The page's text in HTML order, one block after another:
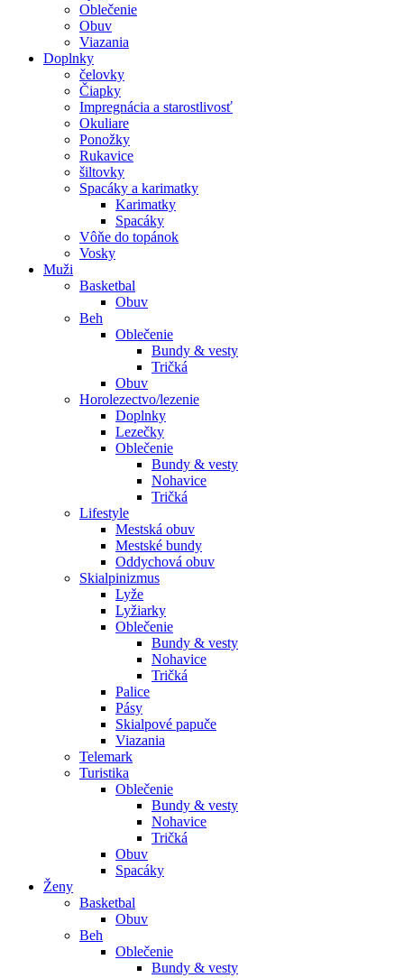
Oblečenie
Obuv
Viazania
Doplnky
čelovky
Čiapky
Impregnácia a starostlivosť
Okuliare
Ponožky
Rukavice
šiltovky
Spacáky a karimatky
Karimatky
Spacáky
Vôňe do topánok
Vosky
Muži
Basketbal
Obuv
Beh
Oblečenie
Bundy & vesty
Tričká
Obuv
Horolezectvo/lezenie
Doplnky
Lezečky
Oblečenie
Bundy & vesty
Nohavice
Tričká
Lifestyle
Mestská obuv
Mestské bundy
Oddychová obuv
Skialpinizmus
Lyže
Lyžiarky
Oblečenie
Bundy & vesty
Nohavice
Tričká
Palice
Pásy
Skialpové papuče
Viazania
Telemark
Turistika
Oblečenie
Bundy & vesty
Nohavice
Tričká
Obuv
Spacáky
Ženy
Basketbal
Obuv
Beh
Oblečenie
Bundy & vesty